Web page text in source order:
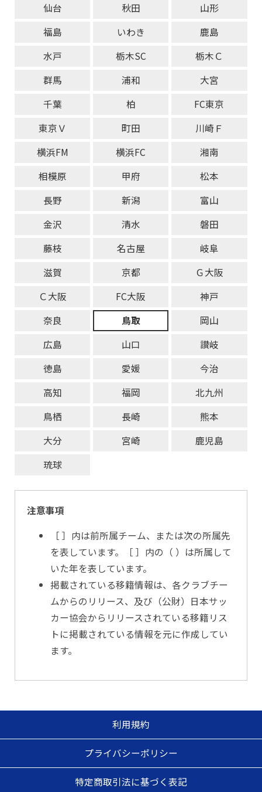
仙台
秋田
山形
福島
いわき
鹿島
水戸
栃木SC
栃木Ｃ
群馬
浦和
大宮
千葉
柏
FC東京
東京Ｖ
町田
川崎Ｆ
横浜FM
横浜FC
湘南
相模原
甲府
松本
長野
新潟
富山
金沢
清水
磐田
藤枝
名古屋
岐阜
滋賀
京都
Ｇ大阪
Ｃ大阪
FC大阪
神戸
奈良
鳥取
岡山
広島
山口
讃岐
徳島
愛媛
今治
高知
福岡
北九州
鳥栖
長崎
熊本
大分
宮崎
鹿児島
琉球
注意事項
［ ］内は前所属チーム、または次の所属先
を表しています。［ ］内の（ ）は所属して
いた年を表しています。
掲載されている移籍情報は、各クラブチー
ムからのリリース、及び（公財）日本サッ
カー協会からリリースされている移籍リス
トに掲載されている情報を元に作成してい
ます。
利用規約
プライバシーポリシー
特定商取引法に基づく表記